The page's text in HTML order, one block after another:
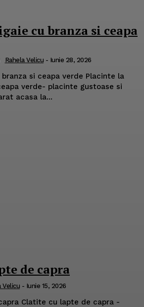
cu branza si ceapa
Rahela Velicu - Iunie 28, 2026
si ceapa verde Placinte la
verde- placinte gustoase si
acasa la...
de capra
Velicu - Iunie 15, 2026
Clatite cu lapte de capra -